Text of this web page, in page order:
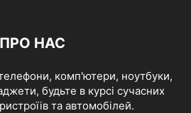
ПРО НАС
комп'ютери, ноутбуки,
будьте в курсі сучасних
та автомобілей.